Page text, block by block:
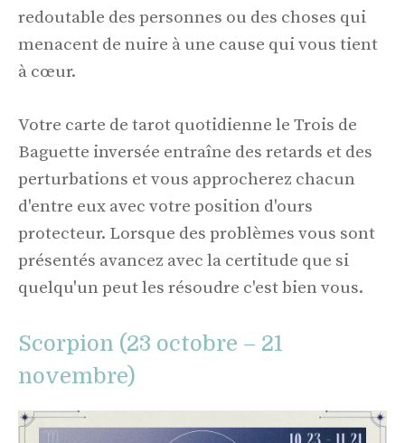
redoutable des personnes ou des choses qui
menacent de nuire à une cause qui vous tient
à cœur.
Votre carte de tarot quotidienne le Trois de
Baguette inversée entraîne des retards et des
perturbations et vous approcherez chacun
d'entre eux avec votre position d'ours
protecteur. Lorsque des problèmes vous sont
présentés avancez avec la certitude que si
quelqu'un peut les résoudre c'est bien vous.
Scorpion (23 octobre – 21
novembre)